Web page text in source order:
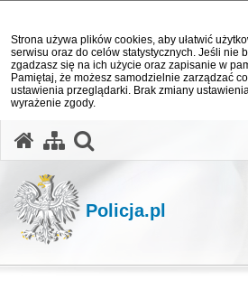
Strona używa plików cookies, aby ułatwić
serwisu oraz do celów statystycznych. Jeśli nie
zgadzasz się na ich użycie oraz zapisanie w
Pamiętaj, że możesz samodzielnie zarządzać
ustawienia przeglądarki. Brak zmiany
wyrażenie zgody.
Policja.pl